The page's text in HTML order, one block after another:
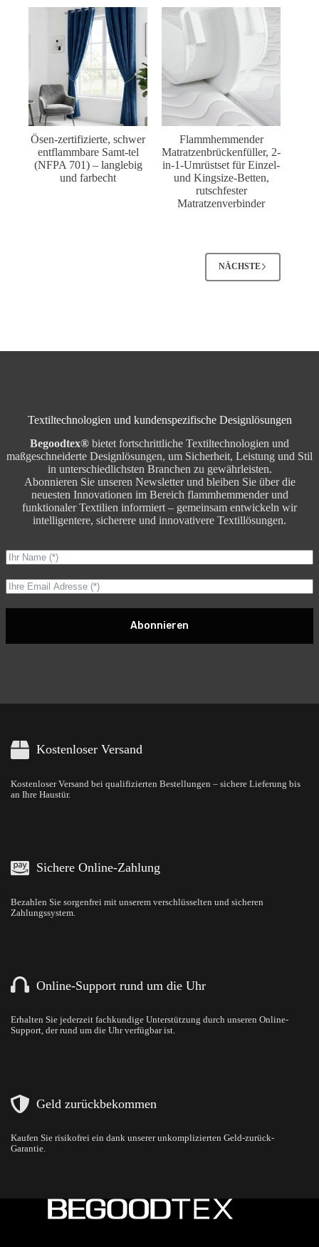
Ösen-zertifizierte, schwer
entflammbare Samt-tel
(NFPA 701) – langlebig
und farbecht
Flammhemmender
Matratzenbrückenfüller, 2-
in-1-Umrüstset für Einzel-
und Kingsize-Betten,
rutschfester
Matratzenverbinder
NÄCHSTE
Textiltechnologien und kundenspezifische Designlösungen
Begoodtex® bietet fortschrittliche Textiltechnologien und
maßgeschneiderte Designlösungen, um Sicherheit, Leistung und Stil
in unterschiedlichsten Branchen zu gewährleisten.
Abonnieren Sie unseren Newsletter und bleiben Sie über die
neuesten Innovationen im Bereich flammhemmender und
funktionaler Textilien informiert – gemeinsam entwickeln wir
intelligentere, sicherere und innovativere Textillösungen.
Abonnieren
Kostenloser Versand
Kostenloser Versand bei qualifizierten Bestellungen – sichere Lieferung bis
an Ihre Haustür.
Sichere Online-Zahlung
Bezahlen Sie sorgenfrei mit unserem verschlüsselten und sicheren
Zahlungssystem.
Online-Support rund um die Uhr
Erhalten Sie jederzeit fachkundige Unterstützung durch unseren Online-
Support, der rund um die Uhr verfügbar ist.
Geld zurückbekommen
Kaufen Sie risikofrei ein dank unserer unkomplizierten Geld-zurück-
Garantie.